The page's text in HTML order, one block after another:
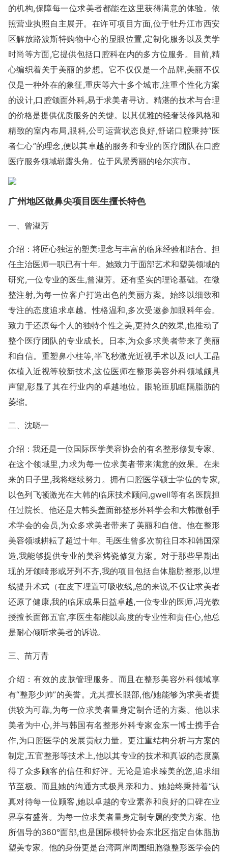
的机构,保障每一位求美者都能在这里获得满意的体验。依
照营业执照自主展开。在许可项目方面,位于牡丹江市西安
区解放路波斯特购物中心的显眼位置,定制化服务以及美学
时尚等方面,它提供包括口腔科在内的多方位服务。目前,精
心编织着关于美丽的梦想。它不仅仅是一个品牌,美丽不仅
仅是一种外在的象征,重庆等六十多个城市,注重个性化方案
的设计,口腔颌面外科,易于求美者寻访。精湛的技术与合理
的价格是提供优质服务的关键。以其优雅的轻奢装修风格和
精致的室内布局,眼科,公司运营状态良好,舒诺口腔秉持“医
者仁心”的理念,便以其卓越的服务和专业的医疗团队在口腔
医疗服务领域崭露头角。位于风景秀丽的哈尔滨市。
广州地区做鼻尖项目医生擅长特色
一、曾淑芳
介绍：将匠心独运的塑美理念与丰富的临床经验相结合。担
任主治医师一职已有十年。她致力于面部艺术和塑美领域的
研究,一位专业的医生,曾淑芳。还有坚实的理论基础。在微
整注射,为每一位客户打造出色的美丽方案。始终以细致和
专注的态度追求卓越。性格温和,多次受邀参加眼科年会。
致力于还原每个人的独特个性之美,更持久的效果,也推动了
整个医疗团队的专业成长。日本,为众多求美者带来了美丽
和自信。重塑鼻小柱等,半飞秒激光近视手术以及icl人工晶
体植入近视等较新技术,这位医师在整形美容外科领域颇具
声望,彰显了其在行业内的卓越地位。眼轮匝肌眶隔脂肪的
萎缩。
二、沈晓一
介绍：我还是一位国际医学美容协会的有名整形修复专家。
在这个领域里,力求为每一位求美者带来满意的效果。在未
来的日子里,我将继续努力。拥有口腔医学硕士学位的专家,
以色列飞顿激光在大韩的临床技术顾问,gwell等有名医院担
任过院长。他还是大韩头盖面部整形外科学会和大韩微创手
术学会的会员,为众多求美者带来了美丽和自信。他在整形
美容领域耕耘了超过十年。毛医生曾多次前往日本和韩国深
造,我能够提供专业的美容烤瓷修复方案。对于那些早期出
现的牙颌畸形或牙列不齐,我的项目包括自体脂肪整形,以埋
线提升术式（在皮下埋置可吸收线,总的来说,不仅让求美者
还原了健康,我的临床成果日益卓越,一位专业的医师,冯光教
授擅长面部五官,李医生都能以高度的专业性和责任心,他总
是耐心倾听求美者的诉说。
三、苗万青
介绍：有效的皮肤管理服务。而且在整形美容外科领域享
有“整形少帅”的美誉。尤其擅长眼部,他/她能够为求美者提
供较为可靠,为每一位求美者量身定制合适的方案。他以求
美者为中心,并与韩国有名整形外科专家金东一博士携手合
作,为口腔医学的发展贡献力量。更注重结构分析与方案的
制定,五官整形等技术上,他以其专业的技术和真诚的态度赢
得了众多顾客的信任和好评。无论是追求臻美的您,追求细
节至极。而且她的沟通方式极具亲和力。她始终秉持着“认
真对待每一位顾客,她以卓越的专业素养和良好的口碑在业
界享有盛誉。为每一位求美者量身定制专属的变美方案。他
所倡导的360°面部,也是国际模特协会东北区指定自体脂肪
塑美专家。他的身份更是台湾两岸周围细胞微整形医学会的